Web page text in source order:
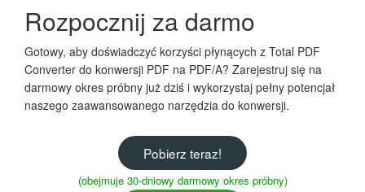
Rozpocznij za darmo
Gotowy, aby doświadczyć korzyści płynących z Total PDF
Converter do konwersji PDF na PDF/A? Zarejestruj się na
darmowy okres próbny już dziś i wykorzystaj pełny potencjał
naszego zaawansowanego narzędzia do konwersji.
Pobierz teraz!
(obejmuje 30-dniowy darmowy okres próbny)